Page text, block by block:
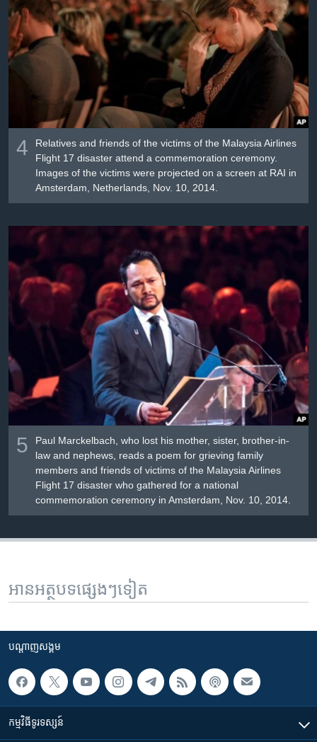
4
Relatives and friends of the victims of the Malaysia Airlines
Flight 17 disaster attend a commemoration ceremony.
Images of the victims were projected on a screen at RAI in
Amsterdam, Netherlands, Nov. 10, 2014.
5
Paul Marckelbach, who lost his mother, sister, brother-in-
law and nephews, reads a poem for grieving family
members and friends of victims of the Malaysia Airlines
Flight 17 disaster who gathered for a national
commemoration ceremony in Amsterdam, Nov. 10, 2014.
អានអត្ថបទផ្សេងៗទៀត
បណ្តាញ​សង្គម
កម្មវិធី​ទូរទស្សន៍